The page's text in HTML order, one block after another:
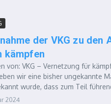
der VKG zu
kämpfen
von: VKG – Vernetzung für
wir eine bisher ungekannte
wurde, dass zum Teil
2024